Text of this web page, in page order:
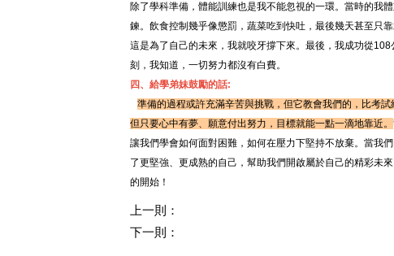
除了學科準備，體能訓練也是我不能忽視的一環。當時的我
鍊。飲食控制幾乎像懲罰，蔬菜吃到快吐，最後幾天甚至只
這是為了自己的未來，我就咬牙撐下來。最後，我成功從
刻，我知道，一切努力都沒有白費。
四、給學弟妹鼓勵的話:
準備的過程或許充滿辛苦與挑戰，但它教會我們的，比考
但只要心中有夢、願意付出努力，目標就能一點一滴地靠近。
讓我們學會如何面對困難，如何在壓力下堅持不放棄。當我
了更堅強、更成熟的自己，幫助我們開啟屬於自己的精彩未
的開始！
上一則：
下一則：